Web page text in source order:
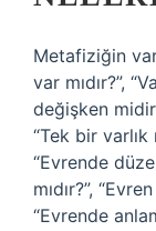
Metafiziğin
var mıdır?”,
değişken
“Tek bir varlık
“Evrende
mıdır?”,
“Evrende